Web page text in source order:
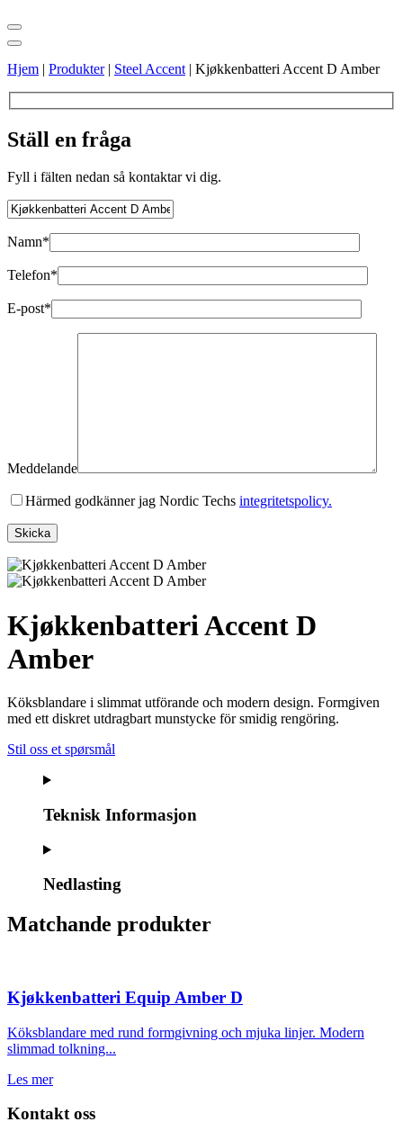
Hjem | Produkter| Steel Accent | Kjøkkenbatteri Accent D Amber
Ställ en fråga
Fyll i fälten nedan så kontaktar vi dig.
Namn*
Telefon*
E-post*
Meddelande
Härmed godkänner jag Nordic Techs integritetspolicy.
Kjøkkenbatteri Accent D
Amber
Köksblandare i slimmat utförande och modern design. Formgiven
med ett diskret utdragbart munstycke för smidig rengöring.
Stil oss et spørsmål
Teknisk Informasjon
Nedlasting
Matchande produkter
Kjøkkenbatteri Equip Amber D
Köksblandare med rund formgivning och mjuka linjer. Modern
slimmad tolkning...
Les mer
Kontakt oss